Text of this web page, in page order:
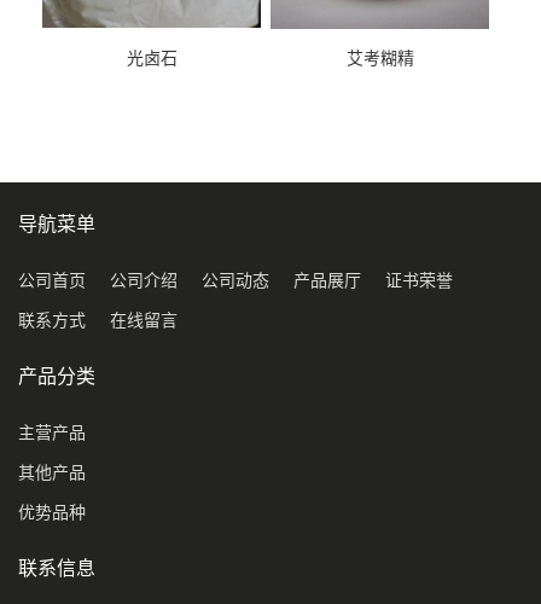
光卤石 艾考糊精
导航菜单
公司首页 公司介绍 公司动态 产品展厅 证书荣誉
联系方式 在线留言
产品分类
主营产品
其他产品
优势品种
联系信息